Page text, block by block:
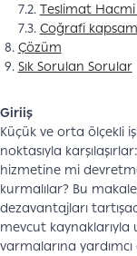
7.2. Teslimat Hacmi
7.3. Coğrafi kapsam
Çözüm
Sık Sorulan Sorular
Giriiş
Küçük ve orta ölçekli
noktasıyla
hizmetine mi
kurmalılar? Bu
dezavantajları
mevcut
varmalarına yardımcı